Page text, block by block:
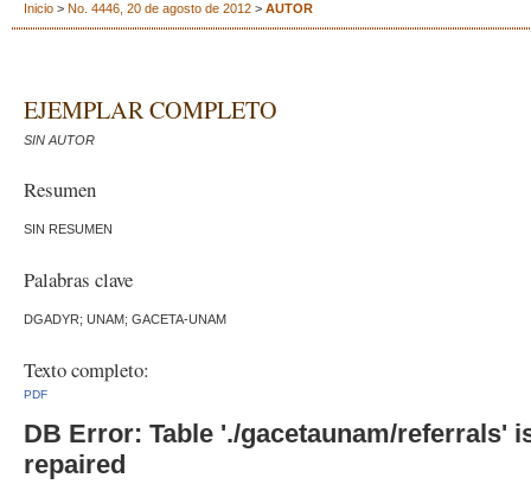
Inicio > No. 4446, 20 de agosto de 2012 > AUTOR
EJEMPLAR COMPLETO
SIN AUTOR
Resumen
SIN RESUMEN
Palabras clave
DGADYR; UNAM; GACETA-UNAM
Texto completo:
PDF
DB Error: Table './gacetaunam/referrals'
repaired